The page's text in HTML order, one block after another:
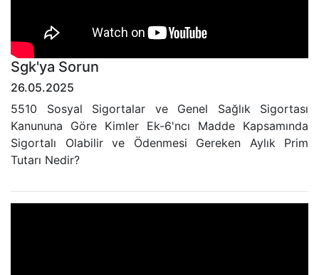
Sgk'ya Sorun
26.05.2025
5510 Sosyal Sigortalar ve Genel Sağlık Sigortası
Kanununa Göre Kimler Ek-6'ncı Madde Kapsamında
Sigortalı Olabilir ve Ödenmesi Gereken Aylık Prim
Tutarı Nedir?